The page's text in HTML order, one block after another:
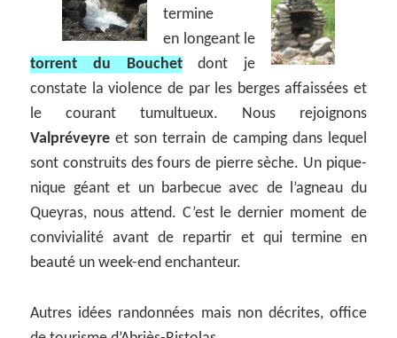
termine
en longeant le
torrent du Bouchetdont je
constate la violence de par les berges affaissées et
le courant tumultueux. Nous rejoignons
Valpréveyre et son terrain de camping dans lequel
sont construits des fours de pierre sèche. Un pique-
nique géant et un barbecue avec de l’agneau du
Queyras, nous attend. C’est le dernier moment de
convivialité avant de repartir et qui termine en
beauté un week-end enchanteur.
Autres idées randonnées mais non décrites, office